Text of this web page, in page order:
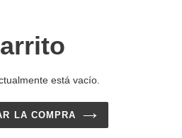
está vacío.
LA COMPRA